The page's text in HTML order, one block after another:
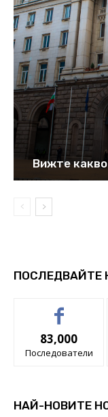
Вижте
ПОСЛЕДВАЙТЕ
83,000
Последователи
НАЙ-НОВИТЕ